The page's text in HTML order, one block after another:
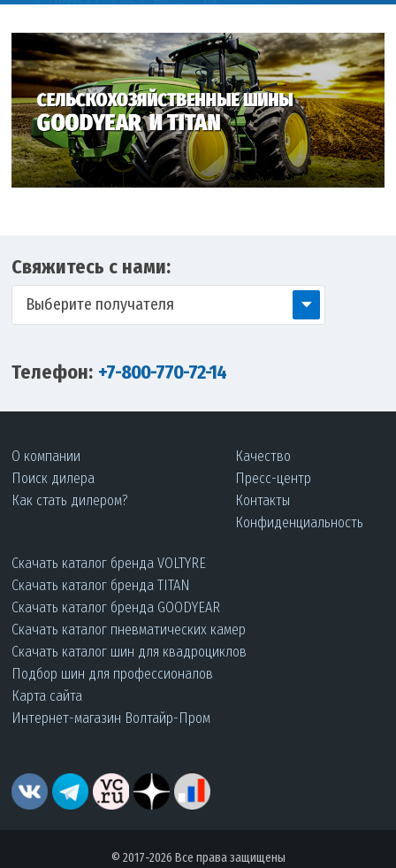
Свяжитесь с нами:
Выберите получателя
Телефон: +7-800-770-72-14
О компании
Поиск дилера
Как стать дилером?
Качество
Пресс-центр
Контакты
Конфиденциальность
Скачать каталог бренда VOLTYRE
Скачать каталог бренда TITAN
Скачать каталог бренда GOODYEAR
Скачать каталог пневматических камер
Скачать каталог шин для квадроциклов
Подбор шин для профессионалов
Карта сайта
Интернет-магазин Волтайр-Пром
© 2017-2026 Все права защищены